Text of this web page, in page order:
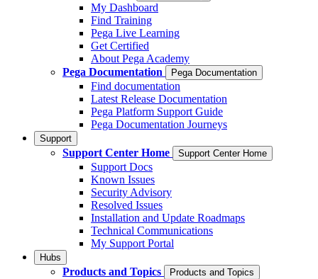
My Dashboard
Find Training
Pega Live Learning
Get Certified
About Pega Academy
Pega Documentation
Pega Documentation
Find documentation
Latest Release Documentation
Pega Platform Support Guide
Pega Documentation Journeys
Support
Support Center Home Support Center Home
Support Docs
Known Issues
Security Advisory
Resolved Issues
Installation and Update Roadmaps
Technical Communications
My Support Portal
Hubs
Products and Topics Products and Topics